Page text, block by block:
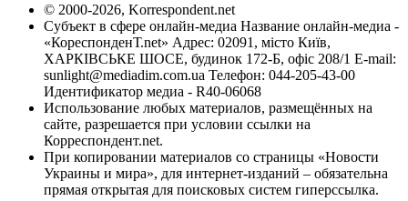
© 2000-2026, Korrespondent.net
Субъект в сфере онлайн-медиа Название онлайн-медиа -
«КореспонденТ.net» Адрес: 02091, місто Київ,
ХАРКІВСЬКЕ ШОСЕ, будинок 172-Б, офіс 208/1 E-mail:
sunlight@mediadim.com.ua Телефон: 044-205-43-00
Идентификатор медиа - R40-06068
Использование любых материалов, размещённых на
сайте, разрешается при условии ссылки на
Корреспондент.net.
При копировании материалов со страницы «Новости
Украины и мира», для интернет-изданий – обязательна
прямая открытая для поисковых систем гиперссылка.